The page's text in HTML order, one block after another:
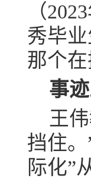
（
秀毕
那个
事
王
挡住
际化”